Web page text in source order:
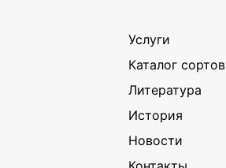
Услуги
Каталог сортов
Литература
История
Новости